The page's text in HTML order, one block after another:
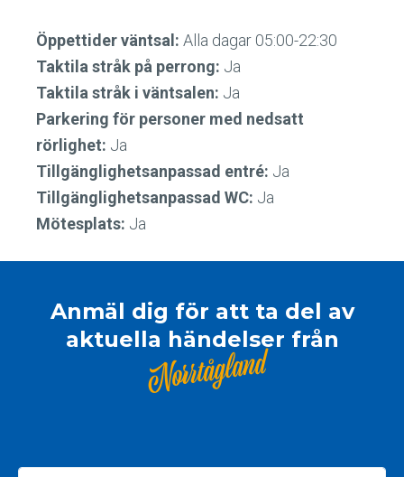
Öppettider väntsal: Alla dagar 05:00-22:30
Taktila stråk på perrong: Ja
Taktila stråk i väntsalen: Ja
Parkering för personer med nedsatt
rörlighet: Ja
Tillgänglighetsanpassad entré: Ja
Tillgänglighetsanpassad WC: Ja
Mötesplats: Ja
Anmäl dig för att ta del av
aktuella händelser från
Norrtågland